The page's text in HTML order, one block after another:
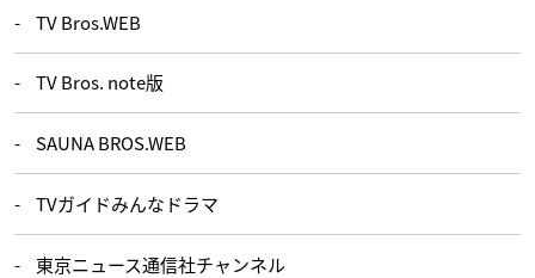
TV Bros.WEB
TV Bros. note版
SAUNA BROS.WEB
TVガイドみんなドラマ
東京ニュース通信社チャンネル